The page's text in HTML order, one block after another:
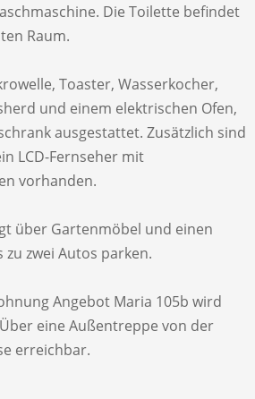
Die Toilette befindet
Raum.
Toaster, Wasserkocher,
und einem elektrischen Ofen,
ausgestattet. Zusätzlich sind
LCD-Fernseher mit
vorhanden.
über Gartenmöbel und einen
zwei Autos parken.
Angebot Maria 105b wird
eine Außentreppe von der
erreichbar.